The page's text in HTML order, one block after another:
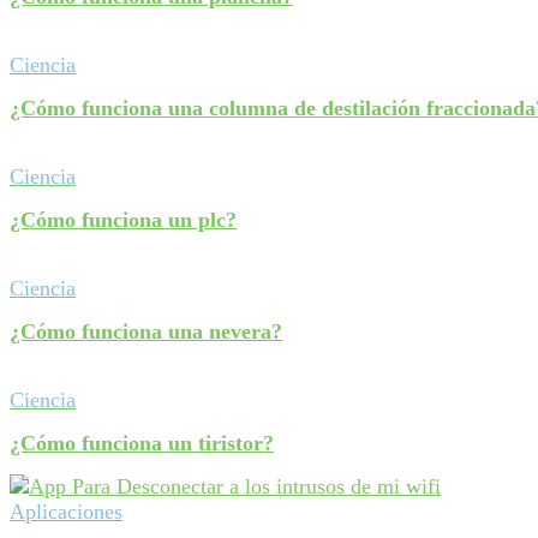
Ciencia
¿Cómo funciona una columna de destilación
Ciencia
¿Cómo funciona un plc?
Ciencia
¿Cómo funciona una nevera?
Ciencia
¿Cómo funciona un tiristor?
Aplicaciones